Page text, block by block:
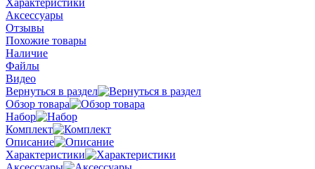
Аксессуары
Отзывы
Похожие товары
Наличие
Файлы
Видео
Вернуться в раздел
Обзор товара
Набор
Комплект
Описание
Характеристики